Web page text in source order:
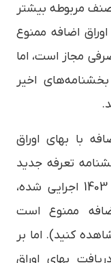
صنف مربوطه بیشتر
اضافه ممنوع
مجاز است، اما
اخیر
با بهای اوراق
تعرفه جدید
دفاتر اسناد رسمی که از سال 1403 اجرایی شده،
ممنوع است
کنید). اما بر
بهای اوراق